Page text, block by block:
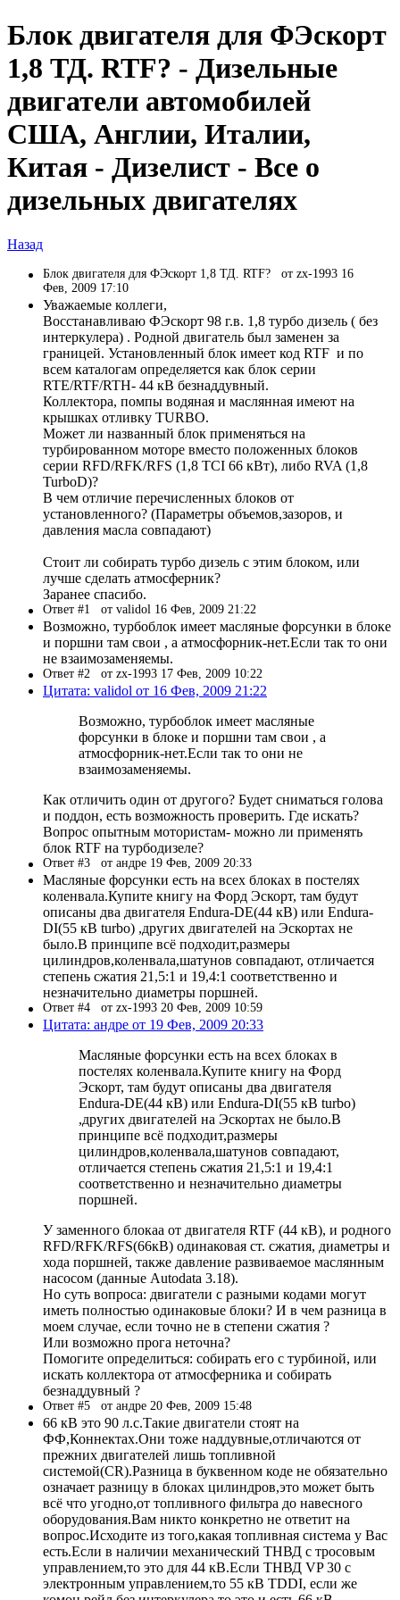
Блок двигателя для ФЭскорт
1,8 ТД. RTF? - Дизельные
двигатели автомобилей
США, Англии, Италии,
Китая - Дизелист - Все о
дизельных двигателях
Назад
Блок двигателя для ФЭскорт 1,8 ТД. RTF? от zx-1993 16
Фев, 2009 17:10
Уважаемые коллеги,
Восстанавливаю ФЭскорт 98 г.в. 1,8 турбо дизель ( без
интеркулера) . Родной двигатель был заменен за
границей. Установленный блок имеет код RTF и по
всем каталогам определяется как блок серии
RTE/RTF/RTH- 44 кВ безнаддувный.
Коллектора, помпы водяная и маслянная имеют на
крышках отливку TURBO.
Может ли названный блок применяться на
турбированном моторе вместо положенных блоков
серии RFD/RFK/RFS (1,8 TCI 66 кВт), либо RVA (1,8
TurboD)?
В чем отличие перечисленных блоков от
установленного? (Параметры объемов,зазоров, и
давления масла совпадают)
Стоит ли собирать турбо дизель с этим блоком, или
лучше сделать атмосферник?
Заранее спасибо.
Ответ #1 от validol 16 Фев, 2009 21:22
Возможно, турбоблок имеет масляные форсунки в блоке
и поршни там свои , а атмосфорник-нет.Если так то они
не взаимозаменяемы.
Ответ #2 от zx-1993 17 Фев, 2009 10:22
Цитата: validol от 16 Фев, 2009 21:22
Возможно, турбоблок имеет масляные
форсунки в блоке и поршни там свои , а
атмосфорник-нет.Если так то они не
взаимозаменяемы.
Как отличить один от другого? Будет сниматься голова
и поддон, есть возможность проверить. Где искать?
Вопрос опытным мотористам- можно ли применять
блок RTF на турбодизеле?
Ответ #3 от андре 19 Фев, 2009 20:33
Масляные форсунки есть на всех блоках в постелях
коленвала.Купите книгу на Форд Эскорт, там будут
описаны два двигателя Endura-DE(44 кВ) или Endura-
DI(55 кВ turbo) ,других двигателей на Эскортах не
было.В принципе всё подходит,размеры
цилиндров,коленвала,шатунов совпадают, отличается
степень сжатия 21,5:1 и 19,4:1 соответственно и
незначительно диаметры поршней.
Ответ #4 от zx-1993 20 Фев, 2009 10:59
Цитата: андре от 19 Фев, 2009 20:33
Масляные форсунки есть на всех блоках в
постелях коленвала.Купите книгу на Форд
Эскорт, там будут описаны два двигателя
Endura-DE(44 кВ) или Endura-DI(55 кВ turbo)
,других двигателей на Эскортах не было.В
принципе всё подходит,размеры
цилиндров,коленвала,шатунов совпадают,
отличается степень сжатия 21,5:1 и 19,4:1
соответственно и незначительно диаметры
поршней.
У заменного блокаа от двигателя RTF (44 кВ), и родного
RFD/RFK/RFS(66кВ) одинаковая ст. сжатия, диаметры и
хода поршней, также давление развиваемое маслянным
насосом (данные Autodata 3.18).
Но суть вопроса: двигатели с разными кодами могут
иметь полностью одинаковые блоки? И в чем разница в
моем случае, если точно не в степени сжатия ?
Или возможно прога неточна?
Помогите определиться: собирать его с турбиной, или
искать коллектора от атмосферника и собирать
безнаддувный ?
Ответ #5 от андре 20 Фев, 2009 15:48
66 кВ это 90 л.с.Такие двигатели стоят на
ФФ,Коннектах.Они тоже наддувные,отличаются от
прежних двигателей лишь топливной
системой(CR).Разница в буквенном коде не обязательно
означает разницу в блоках цилиндров,это может быть
всё что угодно,от топливного фильтра до навесного
оборудования.Вам никто конкретно не ответит на
вопрос.Исходите из того,какая топливная система у Вас
есть.Если в наличии механический ТНВД с тросовым
управлением,то это для 44 кВ.Если ТНВД VP 30 c
электронным управлением,то 55 кВ TDDI, если же